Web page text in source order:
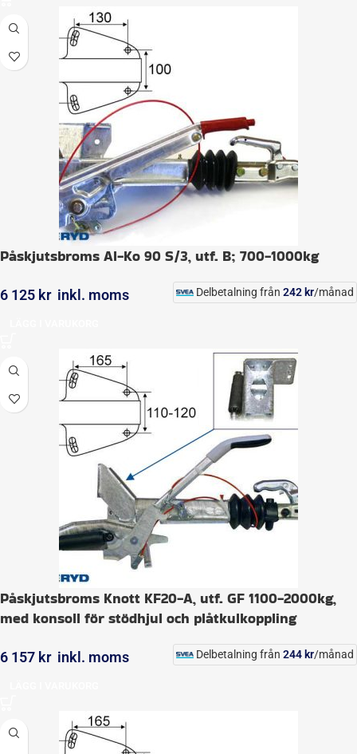
Påskjutsbroms Al-Ko 90 S/3, utf. B; 700-1000kg
6 125 kr inkl. moms Delbetalning från 242 kr/månad
Påskjutsbroms Knott KF20-A, utf. GF 1100-2000kg,
med konsoll för stödhjul och plåtkulkoppling
6 157 kr inkl. moms Delbetalning från 244 kr/månad